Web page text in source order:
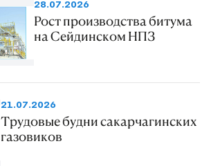
28.07.2026
Рост производства битума
на Сейдинском НПЗ
21.07.2026
Трудовые будни сакарчагинских
газовиков